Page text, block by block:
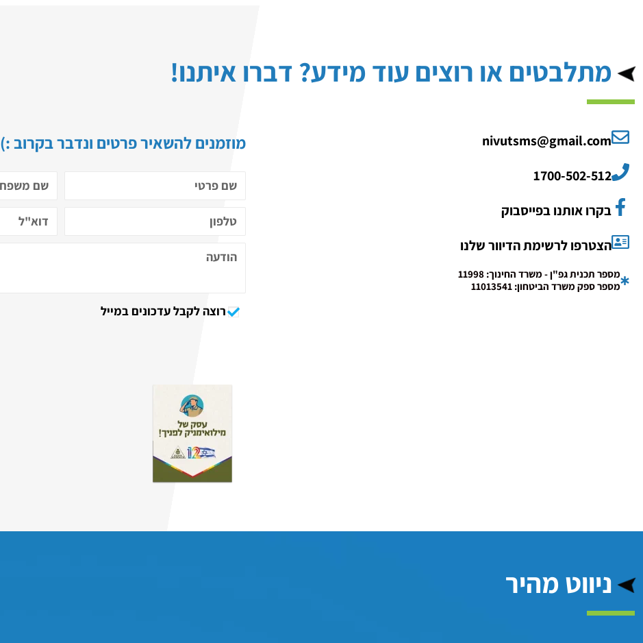
מתלבטים או רוצים עוד מידע? דברו איתנו!
nivutsms@gmail.com
1700-502-512
בקרו אותנו בפייסבוק
הצטרפו לרשימת הדיוור שלנו
מספר תכנית גפ"ן - משרד החינוך: 11998
מספר ספק משרד הביטחון: 11013541
מוזמנים להשאיר פרטים ונדבר בקרוב :)
רוצה לקבל עדכונים במייל
ניווט מהיר